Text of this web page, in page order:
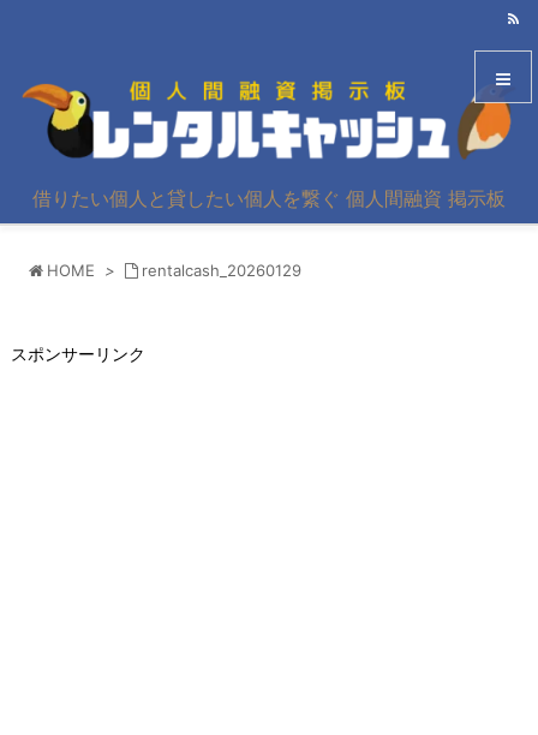
借りたい個人と貸したい個人を繋ぐ 個人間融資 掲示板
HOME > rentalcash_20260129
スポンサーリンク